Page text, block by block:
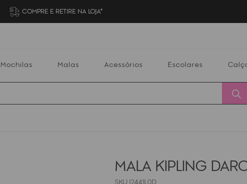
COMPRE E RETIRE NA LOJA*
Mochilas Malas Acessórios Escolares
MALA KIPLING